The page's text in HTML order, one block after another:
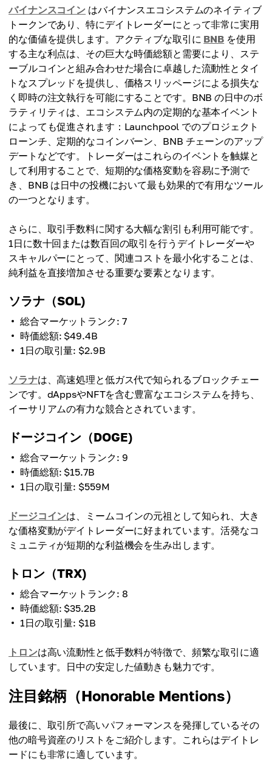
バイナンスコイン はバイナンスエコシステムのネイティブ
トークンであり、特にデイトレーダーにとって非常に実用
的な価値を提供します。アクティブな取引に BNB を使用
する主な利点は、その巨大な時価総額と需要により、ステ
ーブルコインと組み合わせた場合に卓越した流動性とタイ
トなスプレッドを提供し、価格スリッページによる損失な
く即時の注文執行を可能にすることです。BNB の日中のボ
ラティリティは、エコシステム内の定期的な基本イベント
によっても促進されます：Launchpool でのプロジェクト
ローンチ、定期的なコインバーン、BNB チェーンのアップ
デートなどです。トレーダーはこれらのイベントを触媒と
して利用することで、短期的な価格変動を容易に予測で
き、BNB は日中の投機において最も効果的で有用なツール
の一つとなります。
さらに、取引手数料に関する大幅な割引も利用可能です。
1日に数十回または数百回の取引を行うデイトレーダーや
スキャルパーにとって、関連コストを最小化することは、
純利益を直接増加させる重要な要素となります。
ソラナ（SOL)
総合マーケットランク: 7
時価総額: $49.4B
1日の取引量: $2.9B
ソラナは、高速処理と低ガス代で知られるブロックチェー
ンです。dAppsやNFTを含む豊富なエコシステムを持ち、
イーサリアムの有力な競合とされています。
ドージコイン（DOGE)
総合マーケットランク: 9
時価総額: $15.7B
1日の取引量: $559M
ドージコインは、ミームコインの元祖として知られ、大き
な価格変動がデイトレーダーに好まれています。活発なコ
ミュニティが短期的な利益機会を生み出します。
トロン（TRX)
総合マーケットランク: 8
時価総額: $35.2B
1日の取引量: $1B
トロンは高い流動性と低手数料が特徴で、頻繁な取引に適
しています。日中の安定した値動きも魅力です。
注目銘柄（Honorable Mentions）
最後に、取引所で高いパフォーマンスを発揮しているその
他の暗号資産のリストをご紹介します。これらはデイトレ
ードにも非常に適しています。